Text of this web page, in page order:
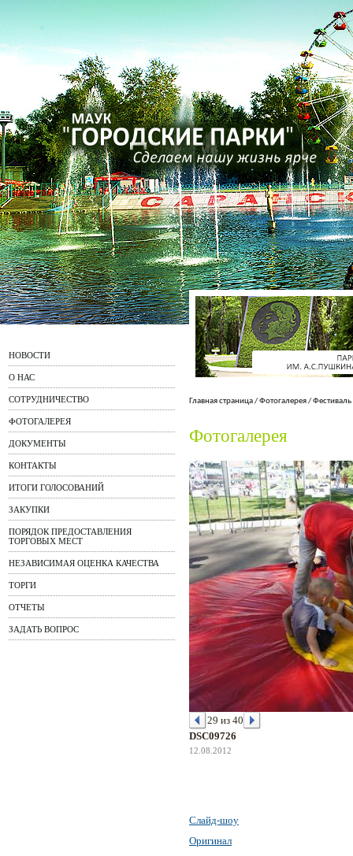
НОВОСТИ
О НАС
СОТРУДНИЧЕСТВО
ФОТОГАЛЕРЕЯ
ДОКУМЕНТЫ
КОНТАКТЫ
ИТОГИ ГОЛОСОВАНИЙ
ЗАКУПКИ
ПОРЯДОК ПРЕДОСТАВЛЕНИЯ
ТОРГОВЫХ МЕСТ
НЕЗАВИСИМАЯ ОЦЕНКА КАЧЕСТВА
ТОРГИ
ОТЧЕТЫ
ЗАДАТЬ ВОПРОС
Главная страница/Фотогалерея/
Фотогалерея
29 из 40
DSC09726
12.08.2012
Слайд-шоу
Оригинал